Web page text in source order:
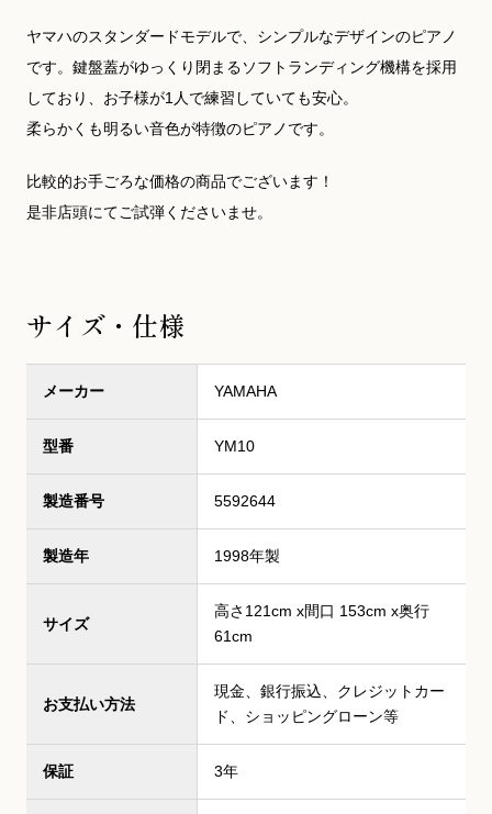
ヤマハのスタンダードモデルで、シンプルなデザインのピアノ
です。鍵盤蓋がゆっくり閉まるソフトランディング機構を採用
しており、お子様が1人で練習していても安心。
柔らかくも明るい音色が特徴のピアノです。
比較的お手ごろな価格の商品でございます！
是非店頭にてご試弾くださいませ。
サイズ・仕様
メーカー YAMAHA
型番 YM10
製造番号 5592644
製造年 1998年製
サイズ
高さ121cm x間口 153cm x奥行
61cm
お支払い方法
現金、銀行振込、クレジットカー
ド、ショッピングローン等
保証 3年